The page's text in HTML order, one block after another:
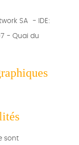
SA - IDE:
- Quai du
sont